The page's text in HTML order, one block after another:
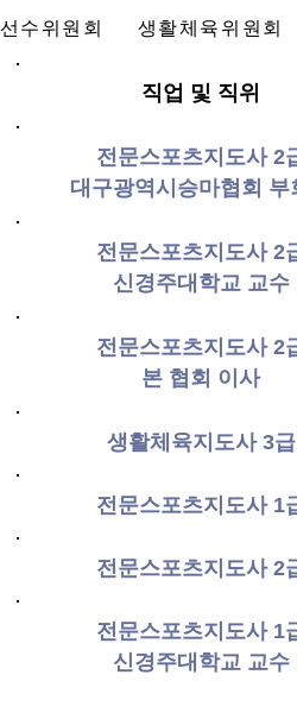
선수위원회 생활체육위원회
직업 및 직위
전문스포츠지도사 2
대구광역시승마협회 부
전문스포츠지도사 2
​신경주대학교 교수
전문스포츠지도사 2
​본 협회 이사
​생활체육지도사 3급
전문스포츠지도사 1
전문스포츠지도사 2
전문스포츠지도사 1
​신경주대학교 교수